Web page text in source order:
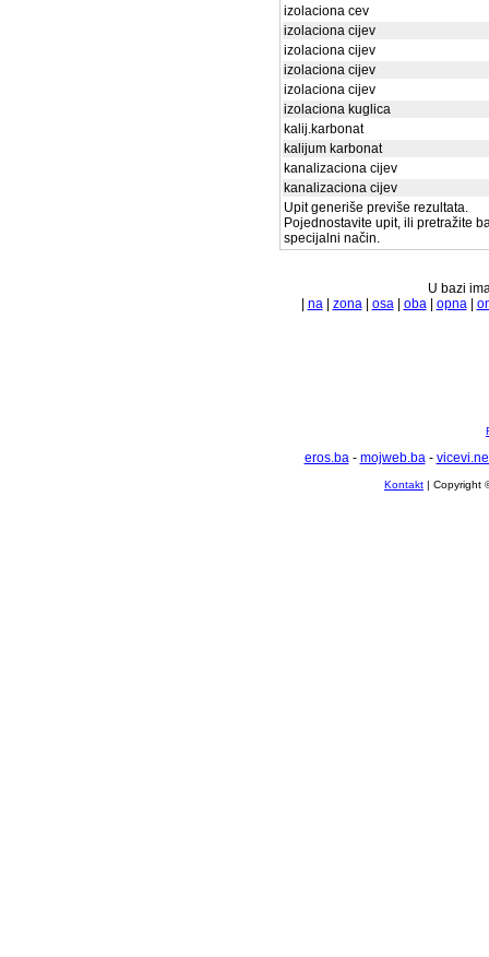
izolaciona cev
izolaciona cijev
izolaciona cijev
izolaciona cijev
izolaciona cijev
izolaciona kuglica
kalij.karbonat
kalijum karbonat
kanalizaciona cijev
kanalizaciona cijev
Upit generiše previše rezultata.
Pojednostavite upit, ili pretražite
specijalni način.
U bazi
na| zona| osa| oba| opna|
eros.ba- mojweb.ba-
Kontakt | Copyright